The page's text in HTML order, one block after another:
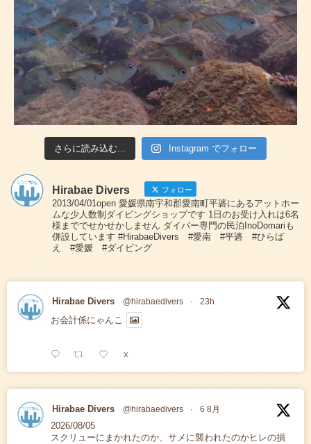
さらに読み込む... Instagram でフォロー
Hirabae Divers フォロー
2013/04/01open 愛媛県南宇和郡愛南町平碆にあるアットホー
ムな少人数制ダイビングショップです 1日のお受け入れは6名
様まででせかせかしません ダイバー専門の民泊InoDomariも
併設しています #HirabaeDivers #愛南 #平碆 #ひらば
え #愛媛 #ダイビング
Hirabae Divers @hirabaedivers · 23h
お会計係にゃんこ
X
Hirabae Divers @hirabaedivers · 6 8月
2026/08/05
スクリューにまかれたのか、サメに襲われたのかヒレの損